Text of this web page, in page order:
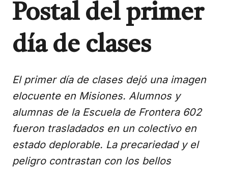
Postal del primer
día de clases
El primer día de clases dejó una imagen
elocuente en Misiones. Alumnos y
alumnas de la Escuela de Frontera 602
fueron trasladados en un colectivo en
estado deplorable. La precariedad y el
peligro contrastan con los bellos